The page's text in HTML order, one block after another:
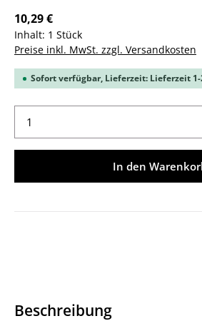
10,29 €
Inhalt: 1 Stück
Preise inkl. MwSt. zzgl. Versandkosten
Sofort verfügbar, Lieferzeit: Lieferzeit
Produkt Anzahl: Gib den
In den
Beschreibung